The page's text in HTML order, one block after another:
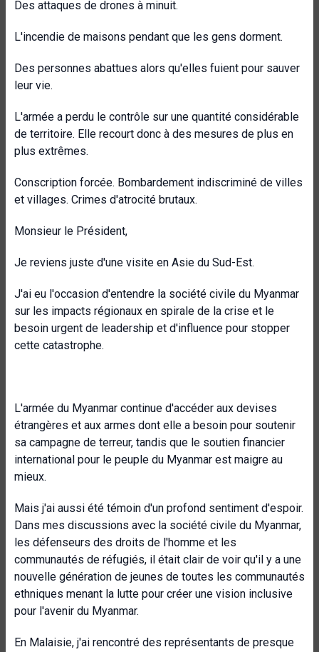
Des attaques de drones à minuit.
L'incendie de maisons pendant que les gens dorment.
Des personnes abattues alors qu'elles fuient pour sauver
leur vie.
L'armée a perdu le contrôle sur une quantité considérable
de territoire. Elle recourt donc à des mesures de plus en
plus extrêmes.
Conscription forcée. Bombardement indiscriminé de villes
et villages. Crimes d'atrocité brutaux.
Monsieur le Président,
Je reviens juste d'une visite en Asie du Sud-Est.
J'ai eu l'occasion d'entendre la société civile du Myanmar
sur les impacts régionaux en spirale de la crise et le
besoin urgent de leadership et d'influence pour stopper
cette catastrophe.
L'armée du Myanmar continue d'accéder aux devises
étrangères et aux armes dont elle a besoin pour soutenir
sa campagne de terreur, tandis que le soutien financier
international pour le peuple du Myanmar est maigre au
mieux.
Mais j'ai aussi été témoin d'un profond sentiment d'espoir.
Dans mes discussions avec la société civile du Myanmar,
les défenseurs des droits de l'homme et les
communautés de réfugiés, il était clair de voir qu'il y a une
nouvelle génération de jeunes de toutes les communautés
ethniques menant la lutte pour créer une vision inclusive
pour l'avenir du Myanmar.
En Malaisie, j'ai rencontré des représentants de presque